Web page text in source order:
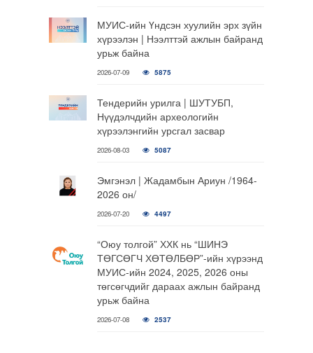
МУИС-ийн Үндсэн хуулийн эрх зүйн
хүрээлэн | Нээлттэй ажлын байранд
урьж байна
2026-07-09 5875
Тендерийн урилга | ШУТУБП,
Нүүдэлчдийн археологийн
хүрээлэнгийн урсгал засвар
2026-08-03 5087
Эмгэнэл | Жадамбын Ариун /1964-
2026 он/
2026-07-20 4497
“Оюу толгой” ХХК нь “ШИНЭ
ТӨГСӨГЧ ХӨТӨЛБӨР”-ийн хүрээнд
МУИС-ийн 2024, 2025, 2026 оны
төгсөгчдийг дараах ажлын байранд
урьж байна
2026-07-08 2537